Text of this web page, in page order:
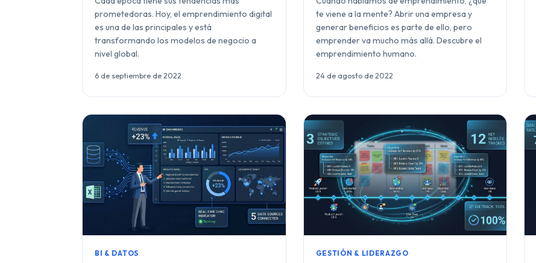
prometedoras. Hoy, el emprendimiento digital
es una de las principales y está
transformando los modelos de negocio a
nivel global.
6 de septiembre de 2022
te viene a la mente? Abrir una empresa y
generar beneficios es parte de ello, pero
emprender va mucho más allá. Descubre el
emprendimiento humano.
24 de agosto de 2022
BI & DATOS GESTIÓN & LIDERAZGO